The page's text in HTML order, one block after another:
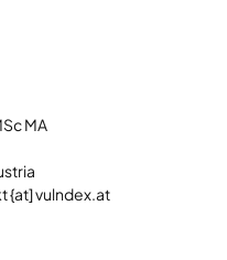
MA
{at] vulndex.at